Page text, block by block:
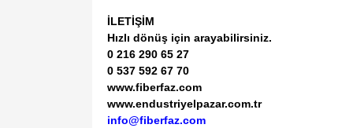
İLETİŞİM
Hızlı dönüş için arayabilirsiniz.
0 216 290 65 27
0 537 592 67 70
www.fiberfaz.com
www.endustriyelpazar.com.tr
info@fiberfaz.com